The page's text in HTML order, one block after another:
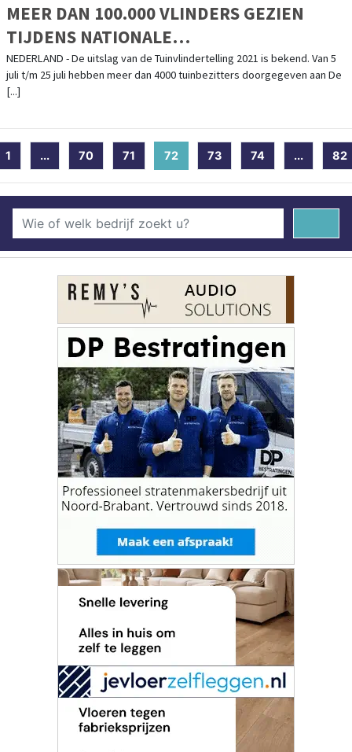
MEER DAN 100.000 VLINDERS GEZIEN
TIJDENS NATIONALE
TUINVLINDERTELLING
NEDERLAND - De uitslag van de Tuinvlindertelling 2021 is bekend. Van 5
juli t/m 25 juli hebben meer dan 4000 tuinbezitters doorgegeven aan De
[...]
1 ... 70 71 72(current)
73 74 ... 82